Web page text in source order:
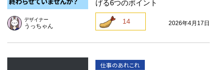
デザイナー
うっちゃん
げる6つのポイント
14 2026年4月17日
仕事のあれこれ